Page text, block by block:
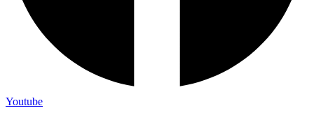
Youtube